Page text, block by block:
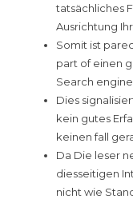
tatsächliches
Ausrichtung
Somit ist
part of einen
Search
Dies
kein gutes
keinen fall
Da Die leser
diesseitigen
nicht wie